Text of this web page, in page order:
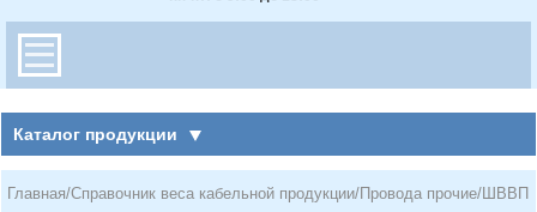
Каталог продукции
Главная/Справочник веса кабельной продукции/Провода прочие/ШВВП